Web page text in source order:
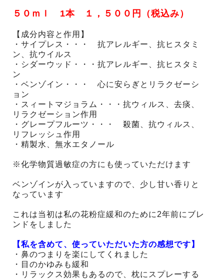
５０ｍｌ 1本 １，５００円（税込み）
【成分内容と作用】
・サイプレス・・・ 抗アレルギー、抗ヒスタミ
ン、抗ウイルス
・シダーウッド・・・抗アレルギー、抗ヒスタミ
ン
・ベンゾイン・・・ 心に安らぎとリラクゼーシ
ョン
・スィートマジョラム・・・抗ウィルス、去痰、
リラクゼーション作用
・グレープフルーツ・・・ 殺菌、抗ウィルス、
リフレッシュ作用
・精製水、無水エタノール
※化学物質過敏症の方にも使っていただけます
ベンゾインが入っていますので、少し甘い香りと
なっています
これは当初は私の花粉症緩和のために2年前にブレ
ンドをしました
【私を含めて、使っていただいた方の感想です】
・鼻のつまりを楽にしてくれました
・目のかゆみも緩和
・リラックス効果もあるので、枕にスプレーする